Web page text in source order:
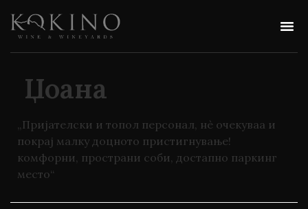
Џоана
„Пријателски и топол персонал, нè очекуваа и
покрај малку доцното пристигнување!
комфорни, пространи соби, достапно паркинг
место“